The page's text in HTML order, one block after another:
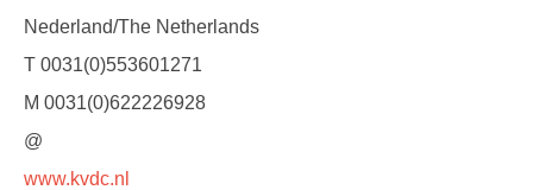
Nederland/The Netherlands
T 0031(0)553601271
M 0031(0)622226928
@
www.kvdc.nl